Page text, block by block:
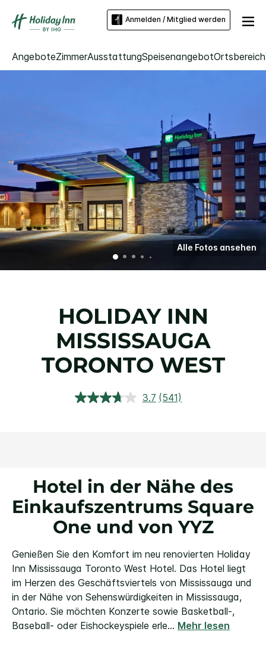
Anmelden / Mitglied werden
AngeboteZimmerAusstattungSpeisenangebotOrtsbereich
Alle Fotos ansehen
HOLIDAY INN
MISSISSAUGA
TORONTO WEST
3.7 541
(541)
Hotel in der Nähe des
Einkaufszentrums Square
One und von YYZ
Genießen Sie den Komfort im neu renovierten Holiday
Inn Mississauga Toronto West Hotel. Das Hotel liegt
im Herzen des Geschäftsviertels von Mississauga und
in der Nähe von Sehenswürdigkeiten in Mississauga,
Ontario. Sie möchten Konzerte sowie Basketball-,
Baseball- oder Eishockeyspiele erle... Mehr lesen